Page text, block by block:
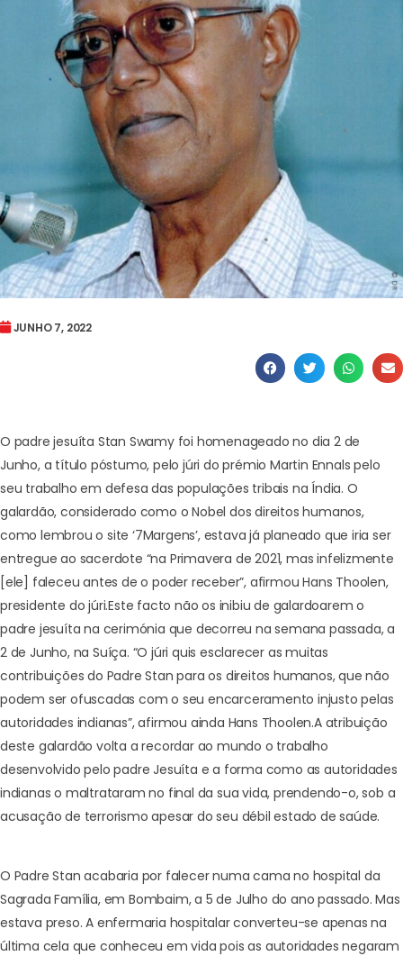
JUNHO 7, 2022
O padre jesuíta Stan Swamy foi homenageado no dia 2 de
Junho, a título póstumo, pelo júri do prémio Martin Ennals pelo
seu trabalho em defesa das populações tribais na Índia. O
galardão, considerado como o Nobel dos direitos humanos,
como lembrou o site ‘7Margens’, estava já planeado que iria ser
entregue ao sacerdote “na Primavera de 2021, mas infelizmente
[ele] faleceu antes de o poder receber”, afirmou Hans Thoolen,
presidente do júri.Este facto não os inibiu de galardoarem o
padre jesuíta na cerimónia que decorreu na semana passada, a
2 de Junho, na Suíça. “O júri quis esclarecer as muitas
contribuições do Padre Stan para os direitos humanos, que não
podem ser ofuscadas com o seu encarceramento injusto pelas
autoridades indianas”, afirmou ainda Hans Thoolen.A atribuição
deste galardão volta a recordar ao mundo o trabalho
desenvolvido pelo padre Jesuíta e a forma como as autoridades
indianas o maltrataram no final da sua vida, prendendo-o, sob a
acusação de terrorismo apesar do seu débil estado de saúde.
O Padre Stan acabaria por falecer numa cama no hospital da
Sagrada Família, em Bombaim, a 5 de Julho do ano passado. Mas
estava preso. A enfermaria hospitalar converteu-se apenas na
última cela que conheceu em vida pois as autoridades negaram